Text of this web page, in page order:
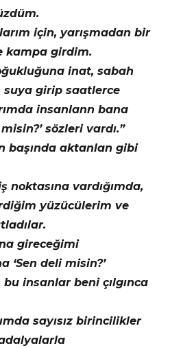
için, yarışmadan bir
kampa girdim.
inat, sabah
suya girip saatlerce
insanlann bana
sözleri vardı.”
başında aktanlan gibi
noktasına vardığımda,
yüzücülerim ve
gireceğimi
‘Sen deli misin?’
bu insanlar beni çılgınca
sayısız birincilikler